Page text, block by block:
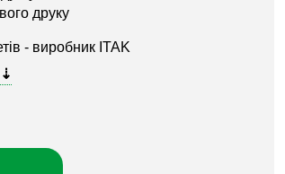
друку
- виробник ITAK